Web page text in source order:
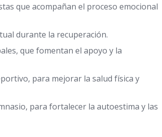
que acompañan el proceso emocional
durante la recuperación.
que fomentan el apoyo y la
para mejorar la salud física y
para fortalecer la autoestima y las